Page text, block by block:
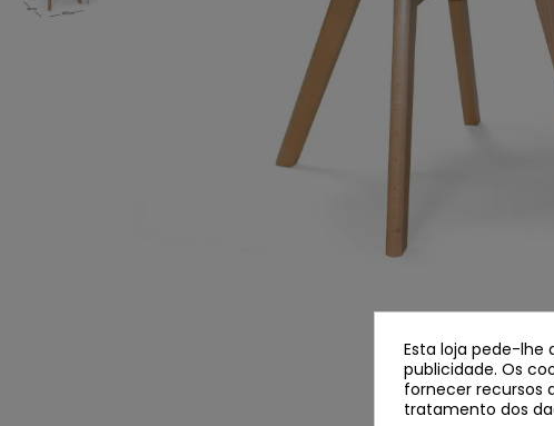
Esta loja pede-lhe
publicidade. Os
fornecer recursos
tratamento dos